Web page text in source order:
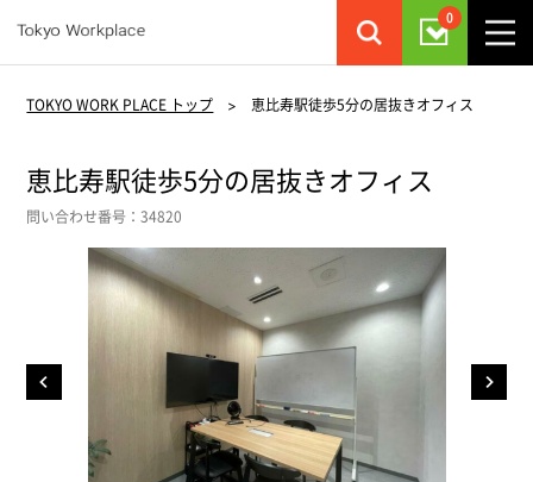
0
TOKYO WORK PLACE トップ >恵比寿駅徒歩5分の居抜きオフィス
恵比寿駅徒歩5分の居抜きオフィス
問い合わせ番号：34820